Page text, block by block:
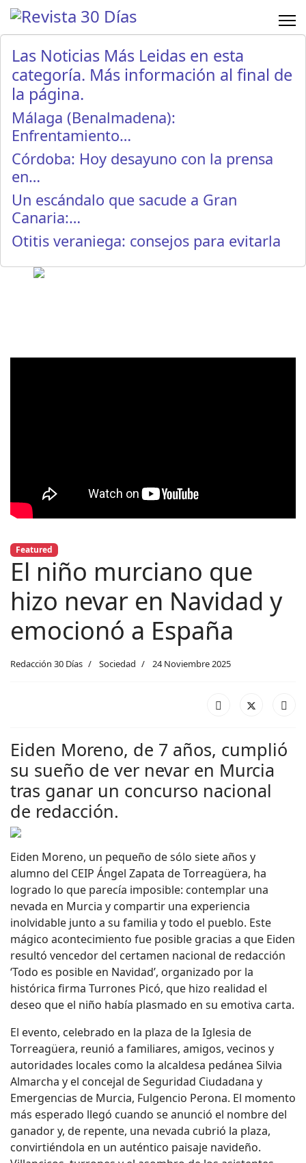
Las Noticias Más Leidas en esta
categoría. Más información al final de
la página.
Málaga (Benalmadena):
Enfrentamiento…
Córdoba: Hoy desayuno con la prensa
en…
Un escándalo que sacude a Gran
Canaria:…
Otitis veraniega: consejos para evitarla
Featured
El niño murciano que
hizo nevar en Navidad y
emocionó a España
Redacción 30 Días Sociedad 24 Noviembre 2025
Eiden Moreno, de 7 años, cumplió
su sueño de ver nevar en Murcia
tras ganar un concurso nacional
de redacción.
Eiden Moreno, un pequeño de sólo siete años y
alumno del CEIP Ángel Zapata de Torreagüera, ha
logrado lo que parecía imposible: contemplar una
nevada en Murcia y compartir una experiencia
inolvidable junto a su familia y todo el pueblo. Este
mágico acontecimiento fue posible gracias a que Eiden
resultó vencedor del certamen nacional de redacción
‘Todo es posible en Navidad’, organizado por la
histórica firma Turrones Picó, que hizo realidad el
deseo que el niño había plasmado en su emotiva carta.
El evento, celebrado en la plaza de la Iglesia de
Torreagüera, reunió a familiares, amigos, vecinos y
autoridades locales como la alcaldesa pedánea Silvia
Almarcha y el concejal de Seguridad Ciudadana y
Emergencias de Murcia, Fulgencio Perona. El momento
más esperado llegó cuando se anunció el nombre del
ganador y, de repente, una nevada cubrió la plaza,
convirtiéndola en un auténtico paisaje navideño.